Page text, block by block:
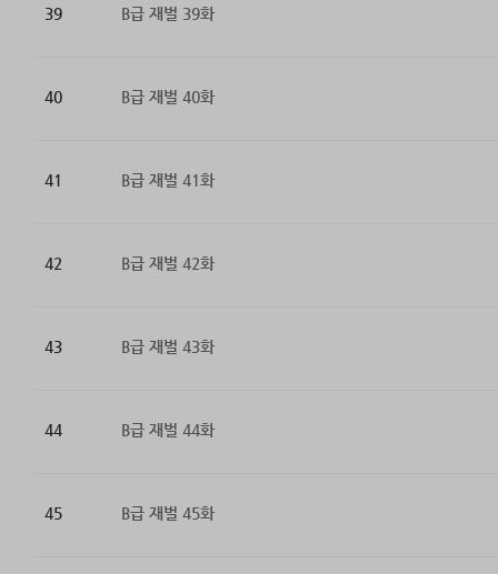
39 B급 재벌 39화
40 B급 재벌 40화
41 B급 재벌 41화
42 B급 재벌 42화
43 B급 재벌 43화
44 B급 재벌 44화
45 B급 재벌 45화